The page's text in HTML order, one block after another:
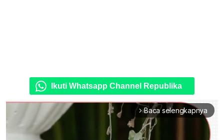
Ikuti Whatsapp Channel Republika
arrow_forward_ios Baca selengkapnya